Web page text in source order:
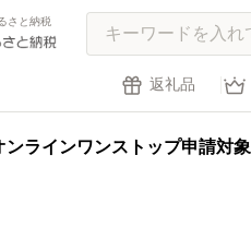
さと納税
返礼品
ンラインワンストップ申請対象